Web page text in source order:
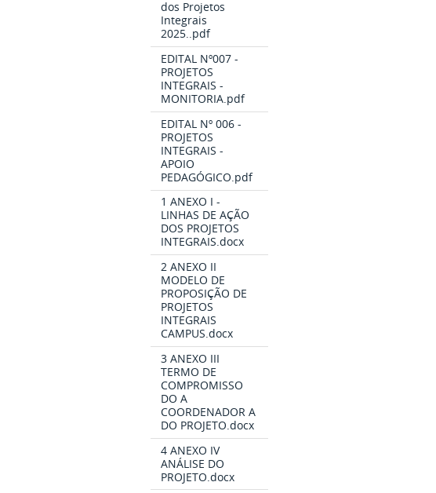
dos Projetos
Integrais
2025..pdf
EDITAL Nº007 -
PROJETOS
INTEGRAIS -
MONITORIA.pdf
EDITAL Nº 006 -
PROJETOS
INTEGRAIS -
APOIO
PEDAGÓGICO.pdf
1 ANEXO I -
LINHAS DE AÇÃO
DOS PROJETOS
INTEGRAIS.docx
2 ANEXO II
MODELO DE
PROPOSIÇÃO DE
PROJETOS
INTEGRAIS
CAMPUS.docx
3 ANEXO III
TERMO DE
COMPROMISSO
DO A
COORDENADOR A
DO PROJETO.docx
4 ANEXO IV
ANÁLISE DO
PROJETO.docx